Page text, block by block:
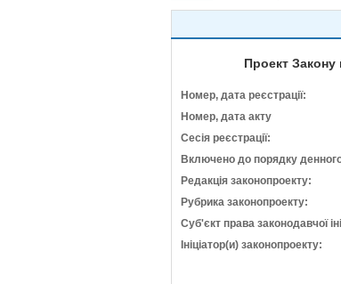
Проект Закону
Номер, дата реєстрації:
Номер, дата акту
Сесія реєстрації:
Включено до порядку
Редакція законопроекту:
Рубрика законопроекту:
Суб'єкт права законодавчої
Ініціатор(и) законопроекту: